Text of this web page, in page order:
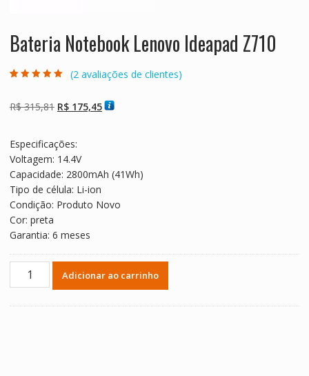
Bateria Notebook Lenovo Ideapad Z710
baseado em
avaliações de
(2avaliações de clientes)
R$315,81 O
era:
R$ 315,81.
R$175,45O
Especificações:
Voltagem: 14.4V
Capacidade: 2800mAh (41Wh)
Tipo de célula: Li-ion
Condição: Produto Novo
Cor: preta
Garantia: 6 meses
Bateria
Adicionar ao carrinho